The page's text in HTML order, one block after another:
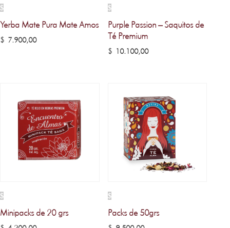
Yerba Mate Pura Mate Amos
$ 7.900,00
Purple Passion – Saquitos de
Té Premium
$10.100,00
Minipacks de 20 grs Packs de 50grs